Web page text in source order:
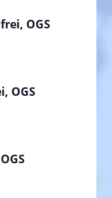
OGS
OGS